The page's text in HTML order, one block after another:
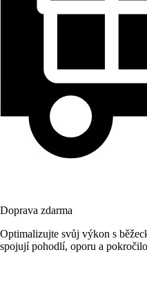
Doprava zdarma
Optimalizujte svůj výkon s
spojují pohodlí, oporu a